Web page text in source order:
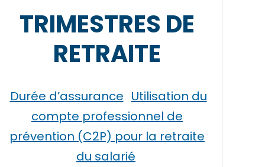
TRIMESTRES DE
RETRAITE
Durée d’assurance Utilisation du
compte professionnel de
prévention (C2P) pour la retraite
du salarié